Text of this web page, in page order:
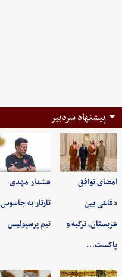
پیشنهاد سردبیر
امضای توافق
دفاعی بین
عربستان، ترکیه و
پاکست…
هشدار مهدی
تارتار به جاسوس
تیم پرسپولیس